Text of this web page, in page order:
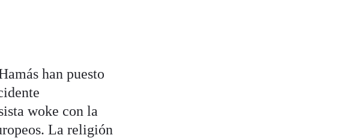
han puesto
woke con la
La religión